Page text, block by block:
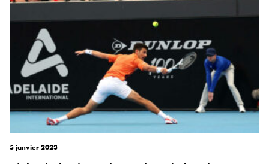
5 janvier 2023